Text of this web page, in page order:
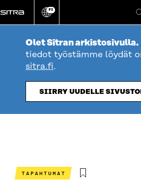
suoraan
sisältöön
Vaihda
kieli
FI
Olet Sitran arkistosivulla.
tiedot työstämme löydät
sitra.fi.
SIIRRY UUDELLE
TAPAHTUMAT